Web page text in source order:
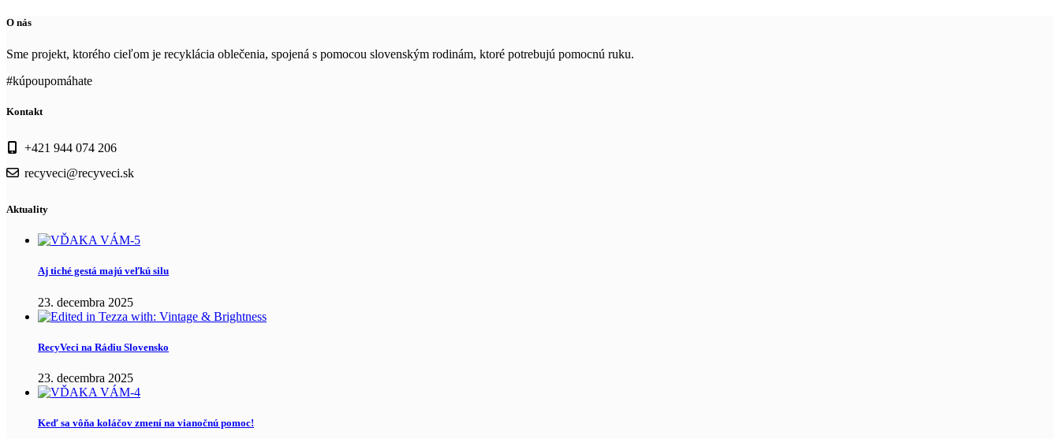
O nás
Sme projekt, ktorého cieľom je recyklácia oblečenia, spojená s pomocou slovenským rodinám, ktoré potrebujú pomocnú ruku.
#kúpoupomáhate
Kontakt
+421 944 074 206
recyveci@recyveci.sk
Aktuality
Aj tiché gestá majú veľkú silu
23. decembra 2025
RecyVeci na Rádiu Slovensko
23. decembra 2025
Keď sa vôňa koláčov zmení na vianočnú pomoc!